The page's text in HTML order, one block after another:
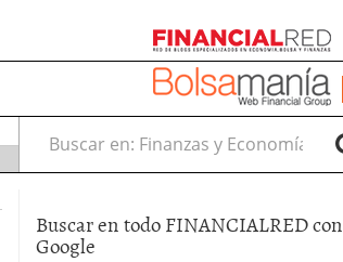
Buscar en:
Buscar en todo FINANCIALRED con
Google